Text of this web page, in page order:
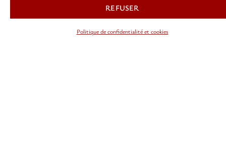
REFUSER
Politique de confidentialité et cookies